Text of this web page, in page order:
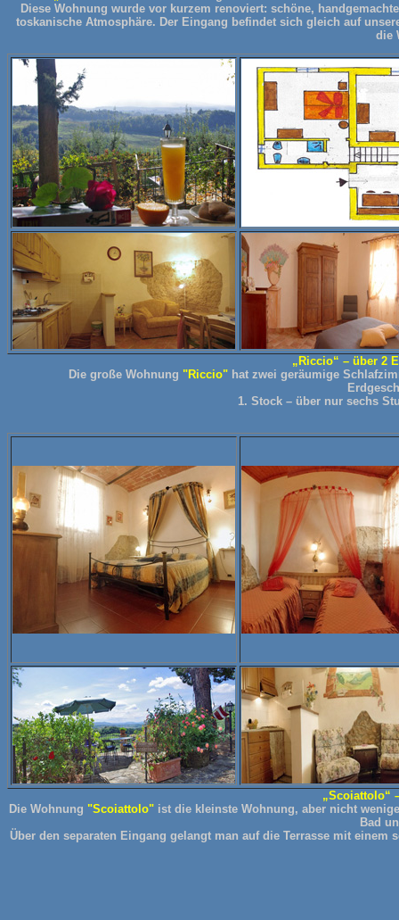
Diese Wohnung wurde vor kurzem renoviert: schöne,
toskanische Atmosphäre. Der Eingang befindet sich gleich auf
die
„Riccio“ – über 2
Die große Wohnung "Riccio" hat zwei geräumige
1. Stock – über nur sechs
„Scoiattolo“
Die Wohnung "Scoiattolo" ist die kleinste Wohnung, aber nicht
Bad
Über den separaten Eingang gelangt man auf die Terrasse mit